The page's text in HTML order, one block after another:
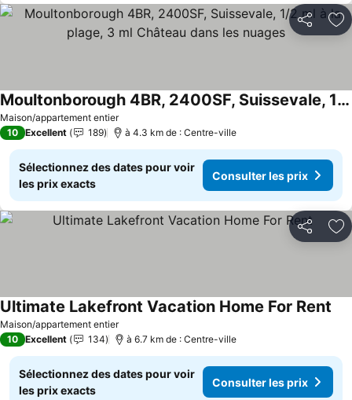
Partager
Maison/appartement entier
Moultonborough 4BR, 2400SF, Suissevale, 1/2 ml à la plage, 3 ml Château dans les nuages
10 Excellent 189 à 4.3 km de : Centre-ville
Sélectionnez des dates pour voir
les prix exacts
Consulter les prix
Partager
Maison/appartement entier
Ultimate Lakefront Vacation Home For Rent
10 Excellent 134 à 6.7 km de : Centre-ville
Sélectionnez des dates pour voir
les prix exacts
Consulter les prix